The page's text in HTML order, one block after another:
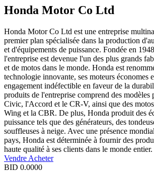
Honda Motor Co Ltd
Honda Motor Co Ltd est une entreprise
premier plan spécialisée dans la production
et d'équipements de puissance. Fondée en
l'entreprise est devenue l'un des plus grands
et de motos dans le monde. Honda est
technologie innovante, ses moteurs économes
engagement indéfectible en faveur de la
produits de l'entreprise comprend des modèles
Civic, l'Accord et le CR-V, ainsi que des
Wing et la CBR. De plus, Honda produit des
puissance tels que des générateurs, des
souffleuses à neige. Avec une présence
pays, Honda est déterminée à fournir des
haute qualité à ses clients dans le monde entier.
Vendre Acheter
BID 0.0000